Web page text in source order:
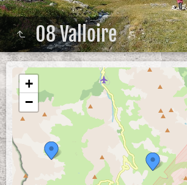
08 Valloire
+
−